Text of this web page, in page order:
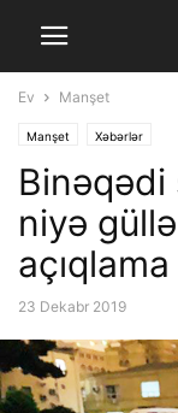
Ev Manşet
Manşet Xəbərlər
Binəqədi
niyə
açıqlama
23 Dekabr 2019